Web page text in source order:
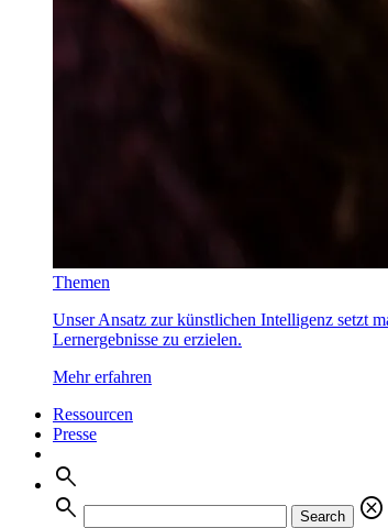
Themen
Unser Ansatz zur künstlichen Intelligenz setzt
Lernergebnisse zu erzielen.
Mehr erfahren
Ressourcen
Presse
search
search
Search
cancel